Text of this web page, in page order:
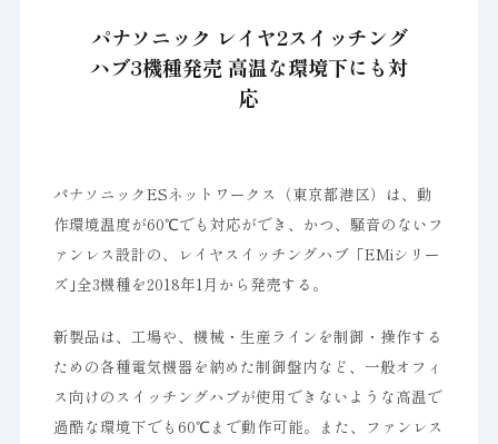
パナソニック レイヤ2スイッチング
ハブ3機種発売 高温な環境下にも対
応
パナソニックESネットワークス（東京都港区）は、動
作環境温度が60℃でも対応ができ、かつ、騒音のないフ
ァンレス設計の、レイヤスイッチングハブ「EMiシリー
ズ｣全3機種を2018年1月から発売する。
新製品は、工場や、機械・生産ラインを制御・操作する
ための各種電気機器を納めた制御盤内など、一般オフィ
ス向けのスイッチングハブが使用できないような高温で
過酷な環境下でも60℃まで動作可能。また、ファンレス